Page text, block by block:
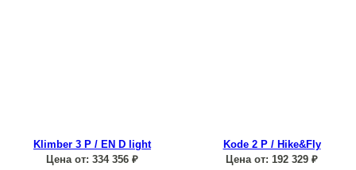
Klimber 3 P / EN D light
Цена от: 334 356 ₽
Kode 2 P / Hike&Fly
Цена от: 192 329 ₽